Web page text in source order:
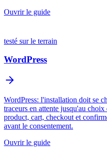
Ouvrir le guide
testé sur le terrain
WordPress
WordPress: l'installation doit se
traceurs en attente jusqu'au
product, cart, checkout et
avant le consentement.
Ouvrir le guide